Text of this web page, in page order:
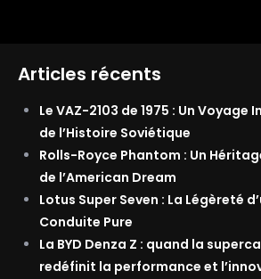
Articles récents
Le VAZ-2103 de 1975 : Un
de l’Histoire Soviétique
Rolls-Royce Phantom : Un
de l’American Dream
Lotus Super Seven : La Légèreté
Conduite Pure
La BYD Denza Z : quand la
redéfinit la performance et